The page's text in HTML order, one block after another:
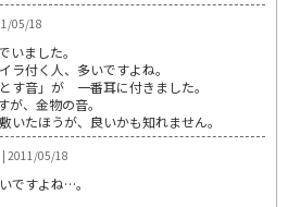
05/18
いました。
ラ付く人、多いですよね。
す音」が 一番耳に付きました。
が、金物の音。
いたほうが、良いかも知れません。
| 2011/05/18
ですよね…。